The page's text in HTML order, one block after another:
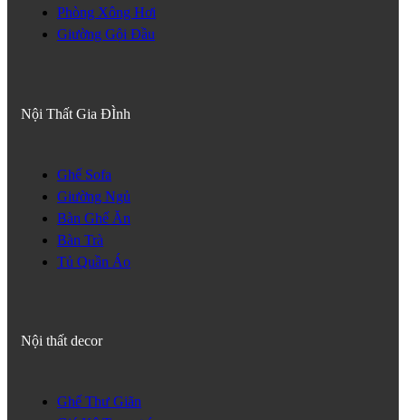
Phòng Xông Hơi
Giường Gội Đầu
Nội Thất Gia ĐÌnh
Ghế Sofa
Giường Ngủ
Bàn Ghế Ăn
Bàn Trà
Tủ Quần Áo
Nội thất decor
Ghế Thư Giãn